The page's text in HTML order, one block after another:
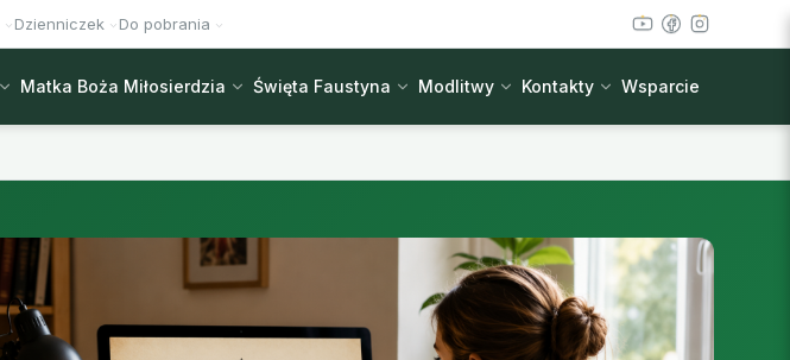
Dzienniczek Do pobrania
Matka Boża Miłosierdzia Święta Faustyna Modlitwy Kontakty Wsparcie